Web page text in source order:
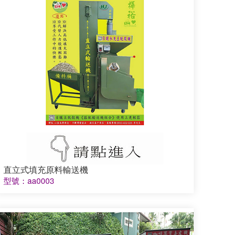
直立式填充原料輸送機
型號：aa0003